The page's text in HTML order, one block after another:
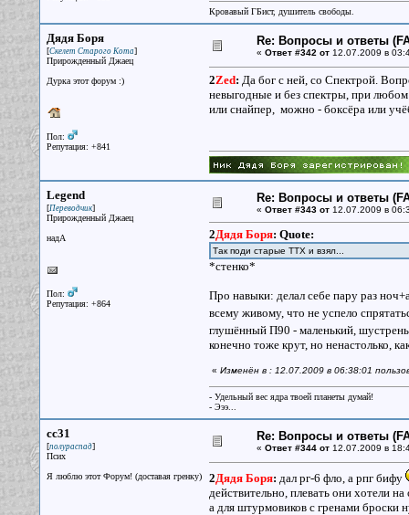
Кровавый ГБист, душитель свободы.
Дядя Боря
[Скелет Старого Кота]
Прирожденный Джаец
Дурка этот форум :)
Пол:
Репутация: +841
Re: Вопросы и ответы
« Ответ #342 от12.07.2009 в
2Zed: Да бог с ней, со Спектрой.
невыгодные и без спектры, при любом
или снайпер, можно - боксёра или
Legend
[Переводчик]
Прирожденный Джаец
надА
Пол:
Репутация: +864
Re: Вопросы и ответы
« Ответ #343 от12.07.2009 в
2Дядя Боря: Quote:
Так поди старые ТТХ и взял...
*стенко*
Про навыки: делал себе пару раз
всему живому, что не успело
глушённый П90 - маленький,
конечно тоже крут, но ненастолько,
« Изменён в : 12.07.2009 в 06:38:01
- Удельный вес ядра твоей планеты думай!
- Эээ...
cc31
[полураспад]
Псих
Я люблю этот Форум! (доставая гренку)
Re: Вопросы и ответы
« Ответ #344 от12.07.2009 в
2Дядя Боря: дал рг-6 фло, а рпг бифу
действительно, плевать они хотели
а для штурмовиков с гренами броски